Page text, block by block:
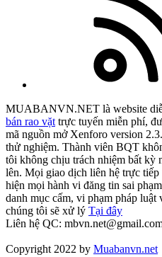
MUABANVN.NET là website
bán rao vặt trực tuyến miễn phí,
mã nguồn mở Xenforo version
thử nghiệm. Thành viên BQT
tôi không chịu trách nhiệm bất kỳ
lên. Mọi giao dịch liên hệ trực
hiện mọi hành vi đăng tin sai
danh mục cấm, vi phạm pháp
chúng tôi sẽ xử lý Tại đây
Liên hệ QC:
Copyright 2022 by Muabanvn.net